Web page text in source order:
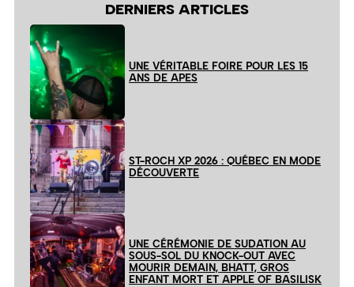
DERNIERS ARTICLES
UNE VÉRITABLE FOIRE POUR LES 15
ANS DE APES
ST-ROCH XP 2026 : QUÉBEC EN MODE
DÉCOUVERTE
UNE CÉRÉMONIE DE SUDATION AU
SOUS-SOL DU KNOCK-OUT AVEC
MOURIR DEMAIN, BHATT, GROS
ENFANT MORT ET APPLE OF BASILISK